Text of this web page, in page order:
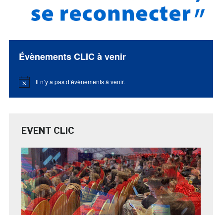
Évènements CLIC à venir
Notice Il n’y a pas d’évènements à venir.
EVENT CLIC